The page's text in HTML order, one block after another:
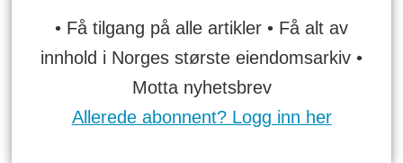
• Få tilgang på alle artikler • Få alt av
innhold i Norges største eiendomsarkiv •
Motta nyhetsbrev
Allerede abonnent? Logg inn her